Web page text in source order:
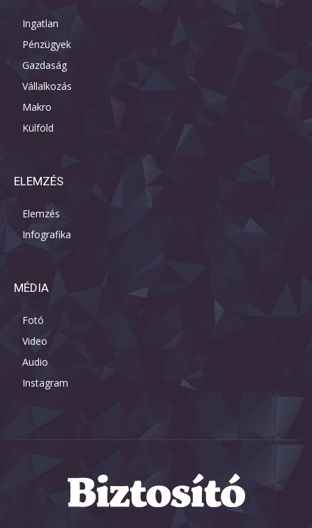
Ingatlan
Pénzügyek
Gazdaság
Vállalkozás
Makro
Külföld
ELEMZÉS
Elemzés
Infografika
MÉDIA
Fotó
Video
Audio
Instagram